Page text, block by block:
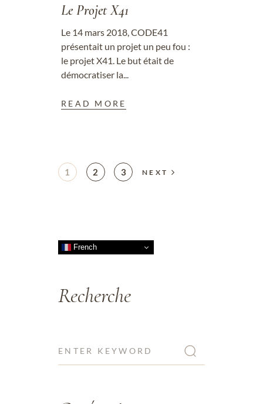
Le Projet X41
Le 14 mars 2018, CODE41
présentait un projet un peu fou :
le projet X41. Le but était de
démocratiser la...
READ MORE
1 2 3 NEXT
French
Recherche